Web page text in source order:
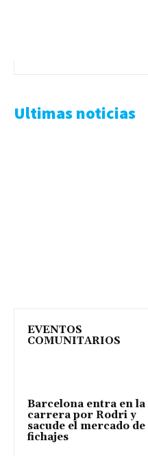
Ultimas noticias
EVENTOS
COMUNITARIOS
Barcelona entra en la
carrera por Rodri y
sacude el mercado de
fichajes